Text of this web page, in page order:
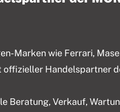
Marken wie Ferrari,
Handelspartner
Beratung, Verkauf,